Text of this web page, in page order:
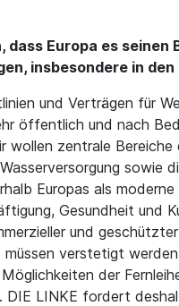
dass Europa es
insbesondere in
und Verträgen für
öffentlich und nach
wollen zentrale
sowie
Europas als
Gesundheit und
und
müssen verstetigt
der
LINKE fordert